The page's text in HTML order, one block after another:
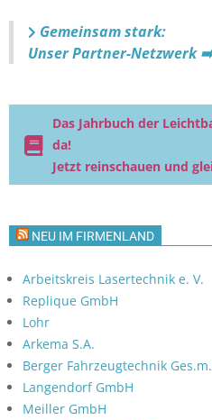
Gemeinsam stark:
Unser Partner-Netzwerk
Das Jahrbuch der
da!
Jetzt reinschauen und
NEU IM FIRMENLAND
Arbeitskreis Lasertechnik e. V.
Replique GmbH
Lohr
Arkema S.A.
Berger Fahrzeugtechnik
Langendorf GmbH
Meiller GmbH